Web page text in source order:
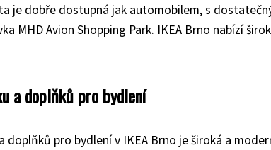
je dobře dostupná jak automobilem, s
MHD Avion Shopping Park. IKEA Brno nabízí
a doplňků pro bydlení
doplňků pro bydlení v IKEA Brno je široká a